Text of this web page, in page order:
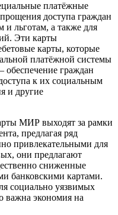
платёжные
доступа граждан
льготам, а также для
Эти карты
карты, которые
платёжной системы
граждан
к их социальным
и другие
МИР выходят за рамки
предлагая ряд
привлекательными для
они предлагают
сниженные
банковскими картами.
социально уязвимых
важна экономия на